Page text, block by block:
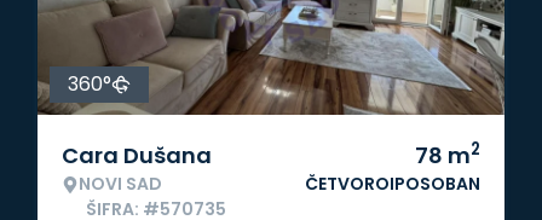
360°
Cara Dušana
NOVI SAD
ŠIFRA: #570735
78 m2
ČETVOROIPOSOBAN